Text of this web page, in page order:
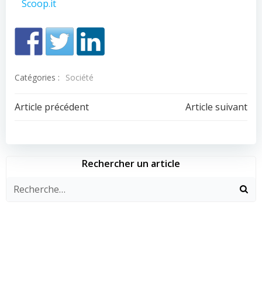
Scoop.it
Catégories : Société
Navigation
de
l’article
Article précédent
Navigation
de
l’article
Article suivant
Rechercher un article